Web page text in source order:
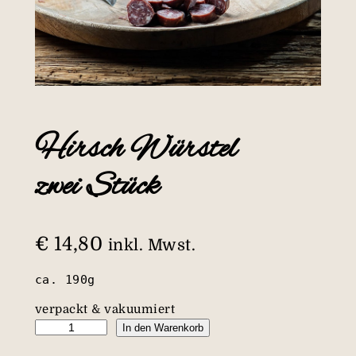
Hirsch Würstel
zwei Stück
€ 14,80 inkl. Mwst.
ca. 190g
verpackt & vakuumiert
In den Warenkorb